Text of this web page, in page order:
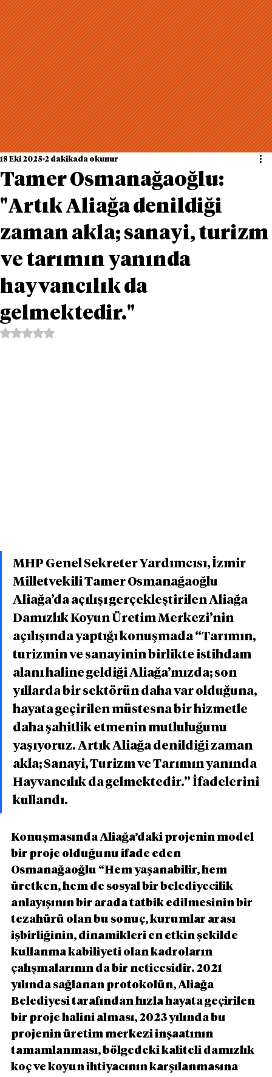
Tamer Osmanağaoğlu:
"Artık Aliağa denildiği
zaman akla; sanayi, turizm
ve tarımın yanında
hayvancılık da
gelmektedir."
18 Eki 2025 2 dakikada okunur
5 üzerinden NaN yıldız
MHP Genel Sekreter Yardımcısı, İzmir
Milletvekili Tamer Osmanağaoğlu
Aliağa’da açılışı gerçekleştirilen Aliağa
Damızlık Koyun Üretim Merkezi’nin
açılışında yaptığı konuşmada “Tarımın,
turizmin ve sanayinin birlikte istihdam
alanı haline geldiği Aliağa’mızda; son
yıllarda bir sektörün daha var olduğuna,
hayata geçirilen müstesna bir hizmetle
daha şahitlik etmenin mutluluğunu
yaşıyoruz. Artık Aliağa denildiği zaman
akla; Sanayi, Turizm ve Tarımın yanında
Hayvancılık da gelmektedir.” İfadelerini
kullandı.
Konuşmasında Aliağa’daki projenin model
bir proje olduğunu ifade eden
Osmanağaoğlu “Hem yaşanabilir, hem
üretken, hem de sosyal bir belediyecilik
anlayışının bir arada tatbik edilmesinin bir
tezahürü olan bu sonuç, kurumlar arası
işbirliğinin, dinamikleri en etkin şekilde
kullanma kabiliyeti olan kadroların
çalışmalarının da bir neticesidir. 2021
yılında sağlanan protokolün, Aliağa
Belediyesi tarafından hızla hayata geçirilen
bir proje halini alması, 2023 yılında bu
projenin üretim merkezi inşaatının
tamamlanması, bölgedeki kaliteli damızlık
koç ve koyun ihtiyacının karşılanmasına